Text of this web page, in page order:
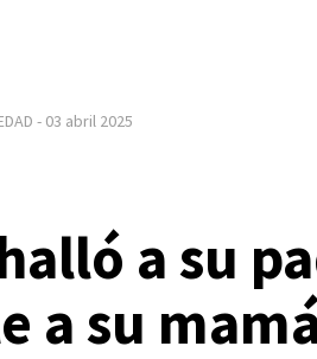
- 03 abril 2025
a su
a su